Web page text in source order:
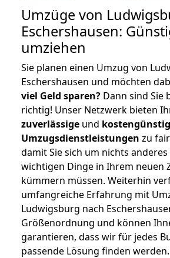
Umzüge von
Eschershausen:
umziehen
Sie planen einen Umzug von
Eschershausen und möchten
viel Geld sparen? Dann sind Sie
richtig! Unser Netzwerk bieten
zuverlässige und
Umzugsdienstleistungen zu
damit Sie sich um nichts anderes
wichtigen Dinge in Ihrem neuen
kümmern müssen. Weiterhin
umfangreiche Erfahrung mit
Ludwigsburg nach
Größenordnung und können
garantieren, dass wir für jedes
passende Lösung finden werden.